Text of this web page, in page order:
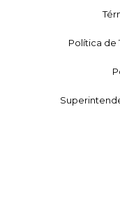
Política de